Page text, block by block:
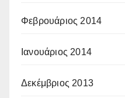
Φεβρουάριος 2014
Ιανουάριος 2014
Δεκέμβριος 2013